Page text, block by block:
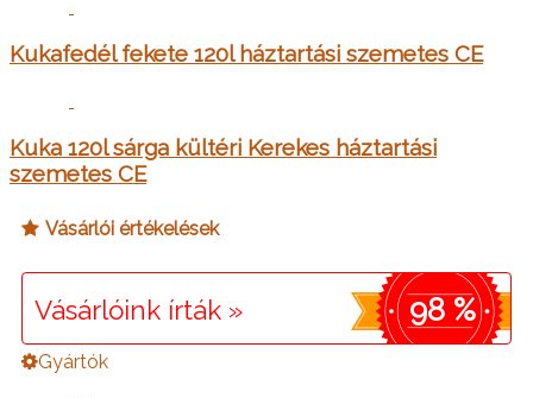
Kukafedél fekete 120l háztartási szemetes CE
Kuka 120l sárga kültéri Kerekes háztartási
szemetes CE
Vásárlói értékelések
Vásárlóink írták » 98 %
Gyártók